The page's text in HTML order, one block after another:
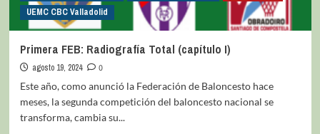
UEMC CBC Valladolid
Primera FEB: Radiografía Total (capítulo I)
agosto 19, 2024
0
Este año, como anunció la Federación de Baloncesto hace
meses, la segunda competición del baloncesto nacional se
transforma, cambia su...